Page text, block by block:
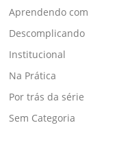
Aprendendo com
Descomplicando
Institucional
Na Prática
Por trás da série
Sem Categoria